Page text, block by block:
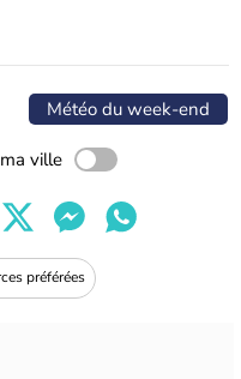
Météo du week-end
ville
préférées